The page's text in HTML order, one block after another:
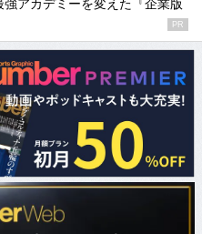
アカデミーを変えた『企業版
PR